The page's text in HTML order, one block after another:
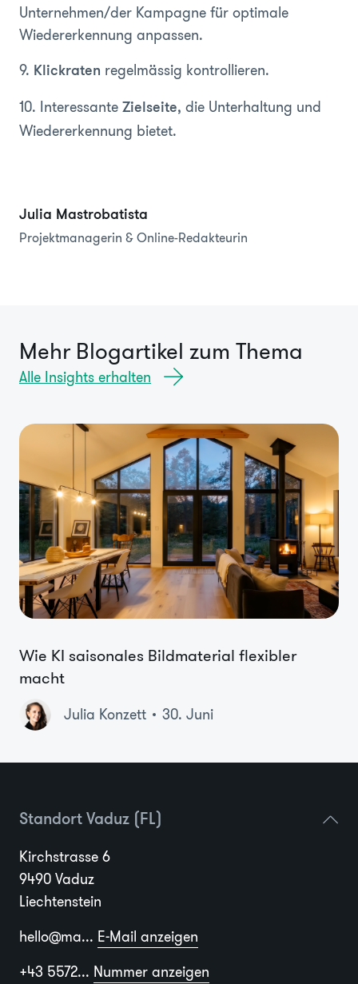
Unternehmen/der Kampagne für optimale
Wiedererkennung anpassen.
9. Klickraten regelmässig kontrollieren.
10. Interessante Zielseite, die Unterhaltung und
Wiedererkennung bietet.
Julia Mastrobatista
Projektmanagerin & Online-Redakteurin
Mehr Blogartikel zum Thema
Alle Insights erhalten
Wie KI saisonales Bildmaterial flexibler
macht
Julia Konzett 30. Juni
Standort Vaduz (FL)
Kirchstrasse 6
9490 Vaduz
Liechtenstein
hello@ma... E-Mail anzeigen
+43 5572... Nummer anzeigen